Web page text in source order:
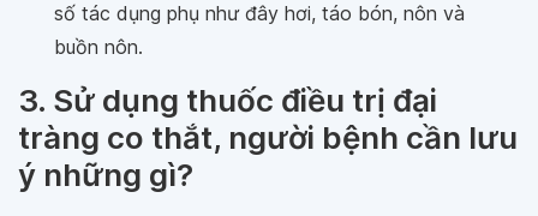
số tác dụng phụ như đây hơi, táo bón, nôn và
buồn nôn.
3. Sử dụng thuốc điều trị đại
tràng co thắt, người bệnh cần lưu
ý những gì?